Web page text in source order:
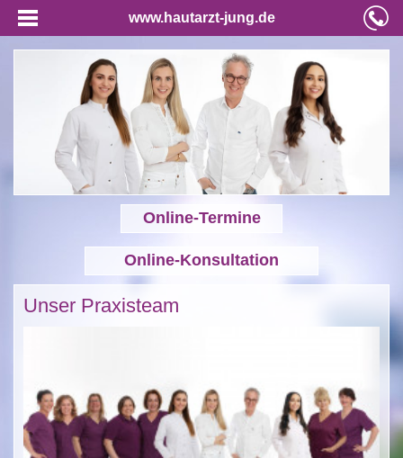
www.hautarzt-jung.de
Online-Termine
Online-Konsultation
Unser Praxisteam